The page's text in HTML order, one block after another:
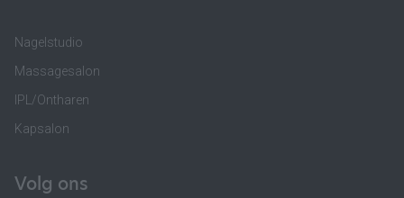
Nagelstudio
Massagesalon
IPL/Ontharen
Kapsalon
Volg ons